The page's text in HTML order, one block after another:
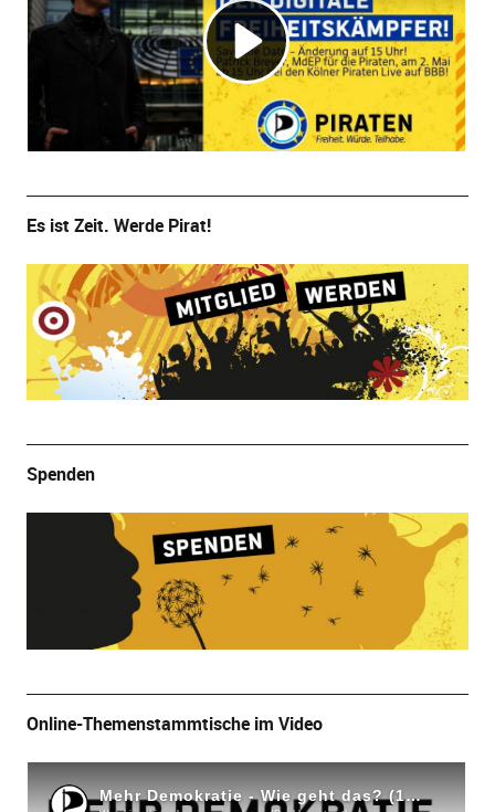
Es ist Zeit. Werde Pirat!
Spenden
Online-Themenstammtische im Video